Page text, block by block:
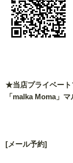
★当店プライベー
「malka Moma」
[メール予約]